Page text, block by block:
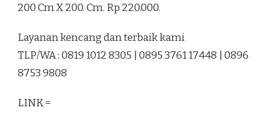
200 Cm X 200. Cm. Rp 220.000.
Layanan kencang dan terbaik kami
TLP/WA : 0819 1012 8305 | 0895 3761 17448 | 0896
8753 9808
LINK =